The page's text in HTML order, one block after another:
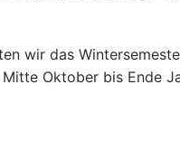
wir das
Oktober bis Ende